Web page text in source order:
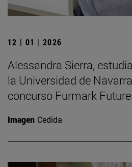
12 | 01 | 2026
Alessandra Sierra,
la Universidad de
concurso Furmark
Imagen Cedida